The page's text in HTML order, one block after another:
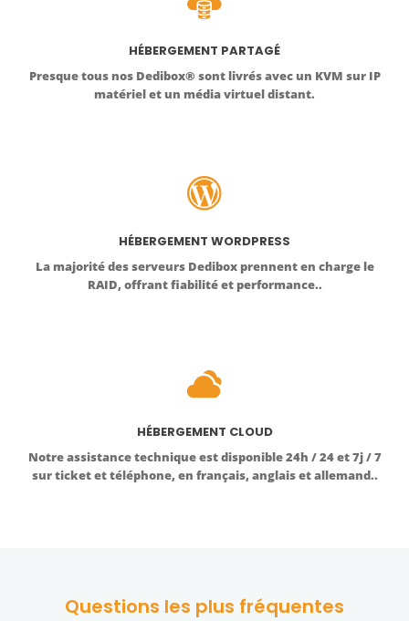
HÉBERGEMENT PARTAGÉ
Presque tous nos Dedibox® sont livrés avec un KVM sur IP
matériel et un média virtuel distant.
HÉBERGEMENT WORDPRESS
La majorité des serveurs Dedibox prennent en charge le
RAID, offrant fiabilité et performance..
HÉBERGEMENT CLOUD
Notre assistance technique est disponible 24h / 24 et 7j / 7
sur ticket et téléphone, en français, anglais et allemand..
Questions les plus fréquentes